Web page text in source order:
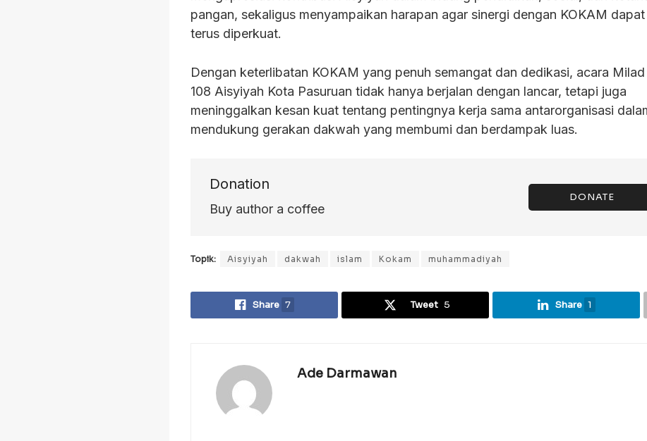
pangan, sekaligus menyampaikan harapan agar sinergi dengan KOKAM dapat
terus diperkuat.
Dengan keterlibatan KOKAM yang penuh semangat dan dedikasi, acara
108 Aisyiyah Kota Pasuruan tidak hanya berjalan dengan lancar, tetapi juga
meninggalkan kesan kuat tentang pentingnya kerja sama antarorganisasi
mendukung gerakan dakwah yang membumi dan berdampak luas.
Donation
Buy author a coffee
DONATE
Topik: Aisyiyah dakwah islam Kokam muhammadiyah
Share 7 Tweet 5 Share 1
Ade Darmawan